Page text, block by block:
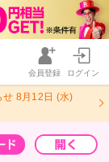
会員登録 ログイン
せ 8月12日 (水)